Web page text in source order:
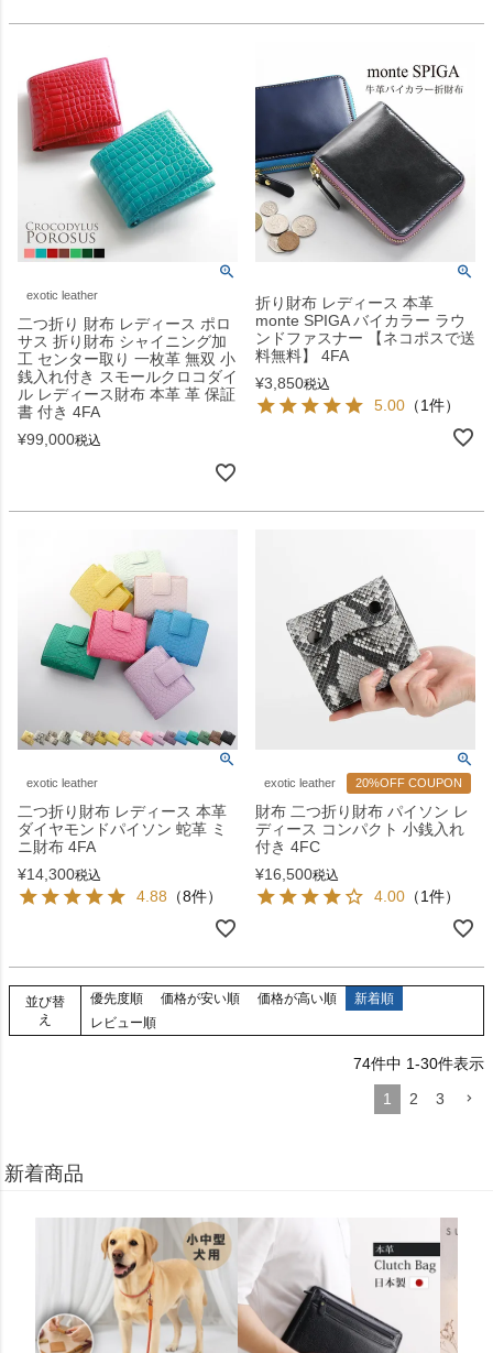
exotic leather
二つ折り 財布 レディース ポロ
サス 折り財布 シャイニング加
工 センター取り 一枚革 無双 小
銭入れ付き スモールクロコダイ
ル レディース財布 本革 革 保証
書 付き 4FA
¥99,000税込
折り財布 レディース 本革
monte SPIGA バイカラー ラウ
ンドファスナー 【ネコポスで送
料無料】 4FA
¥3,850税込
5.00 （1件）
exotic leather
二つ折り財布 レディース 本革
ダイヤモンドパイソン 蛇革 ミ
ニ財布 4FA
¥14,300税込
4.88 （8件）
exotic leather 20%OFF COUPON
財布 二つ折り財布 パイソン レ
ディース コンパクト 小銭入れ
付き 4FC
¥16,500税込
4.00 （1件）
並び替
え
優先度順 価格が安い順 価格が高い順
新着順
レビュー順
74件中 1-30件表示
1
2 3
新着商品